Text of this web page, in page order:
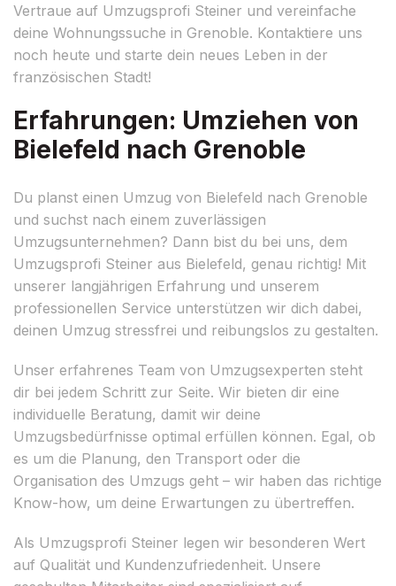
Vertraue auf Umzugsprofi Steiner und vereinfache
deine Wohnungssuche in Grenoble. Kontaktiere uns
noch heute und starte dein neues Leben in der
französischen Stadt!
Erfahrungen: Umziehen von
Bielefeld nach Grenoble
Du planst einen Umzug von Bielefeld nach Grenoble
und suchst nach einem zuverlässigen
Umzugsunternehmen? Dann bist du bei uns, dem
Umzugsprofi Steiner aus Bielefeld, genau richtig! Mit
unserer langjährigen Erfahrung und unserem
professionellen Service unterstützen wir dich dabei,
deinen Umzug stressfrei und reibungslos zu gestalten.
Unser erfahrenes Team von Umzugsexperten steht
dir bei jedem Schritt zur Seite. Wir bieten dir eine
individuelle Beratung, damit wir deine
Umzugsbedürfnisse optimal erfüllen können. Egal, ob
es um die Planung, den Transport oder die
Organisation des Umzugs geht – wir haben das richtige
Know-how, um deine Erwartungen zu übertreffen.
Als Umzugsprofi Steiner legen wir besonderen Wert
auf Qualität und Kundenzufriedenheit. Unsere